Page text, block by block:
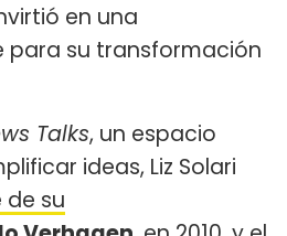
en una
para su transformación
Talks, un espacio
ideas, Liz Solari
de su